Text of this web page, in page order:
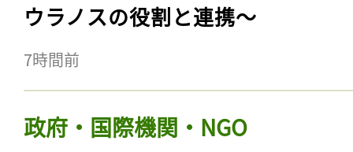
ウラノスの役割と連携〜
7時間前
政府・国際機関・NGO